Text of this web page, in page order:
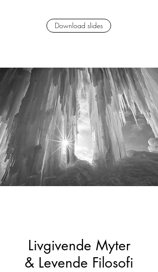
Download slides
Livgivende Myter
& Levende Filosofi